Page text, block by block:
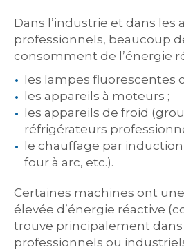
Dans l’industrie et dans les
professionnels, beaucoup
consomment de l’énergie
les lampes fluorescentes
les appareils à moteurs ;
les appareils de froid
réfrigérateurs
le chauffage par
four à arc, etc.).
Certaines machines ont
élevée d’énergie réactive
trouve principalement dans
professionnels ou